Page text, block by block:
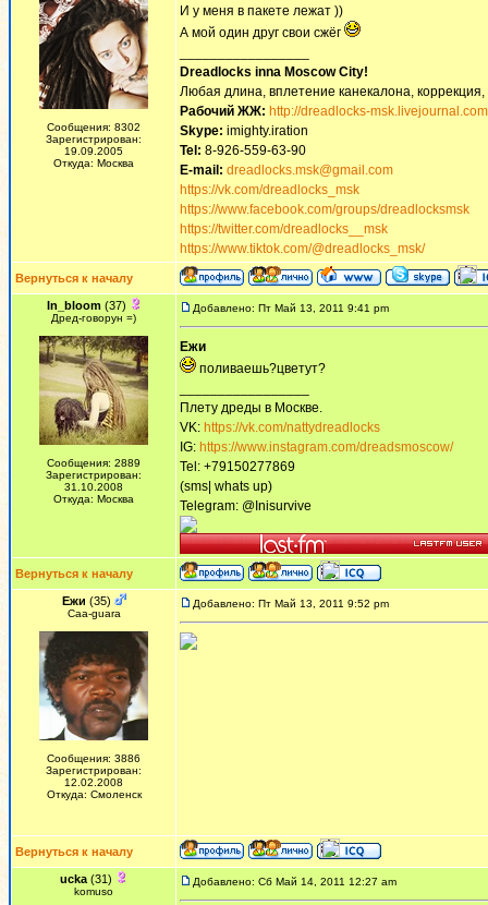
Сообщения: 8302
Зарегистрирован:
19.09.2005
Откуда: Москва
И у меня в пакете лежат ))
А мой один друг свои сжёг
Dreadlocks inna Moscow Сity!
Любая длина, вплетение канекалона,
Рабочий ЖЖ: http://dreadlocks-
Skype: imighty.iration
Tel: 8-926-559-63-90
E-mail: dreadlocks.msk@gmail.com
https://vk.com/dreadlocks_msk
https://www.facebook.com/groups/dreadlocksmsk
https://twitter.com/dreadlocks__msk
https://www.tiktok.com/@dreadlocks_msk/
Вернуться к началу
In_bloom(37)
Дред-говорун =)
Сообщения: 2889
Зарегистрирован:
31.10.2008
Откуда: Москва
Добавлено: Пт Май 13, 2011 9:41 pm
Ежи
поливаешь?цветут?
Плету дреды в Москве.
VK: https://vk.com/nattydreadlocks
IG: https://www.instagram.com/dreadsmoscow/
Tel: +79150277869
(sms| whats up)
Telegram: @Inisurvive
Вернуться к началу
Ежи (35)
Сaa-guara
Сообщения: 3886
Зарегистрирован:
12.02.2008
Откуда: Смоленск
Добавлено: Пт Май 13, 2011 9:52 pm
Вернуться к началу
ucka (31)
komuso
Добавлено: Сб Май 14, 2011 12:27 am